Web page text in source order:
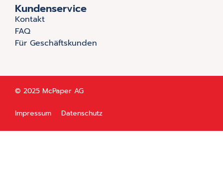
Kundenservice
Kontakt
FAQ
Für Geschäftskunden
© 2025 McPaper AG
Impressum Datenschutz